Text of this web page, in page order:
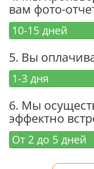
вам фото-
10-15 дней
5. Вы
1-3 дня
6. Мы
эффектно
От 2 до 5 дней